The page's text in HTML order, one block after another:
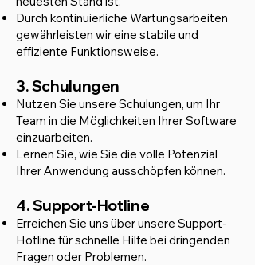
Durch kontinuierliche Wartungsarbeiten
gewährleisten wir eine stabile und
effiziente Funktionsweise.
3. Schulungen
Nutzen Sie unsere Schulungen, um Ihr
Team in die Möglichkeiten Ihrer Software
einzuarbeiten.
Lernen Sie, wie Sie die volle Potenzial
Ihrer Anwendung ausschöpfen können.
4. Support-Hotline
Erreichen Sie uns über unsere Support-
Hotline für schnelle Hilfe bei dringenden
Fragen oder Problemen.